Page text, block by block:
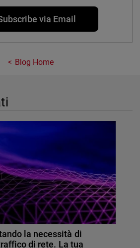
via Email
Blog Home
la necessità di
di rete. La tua